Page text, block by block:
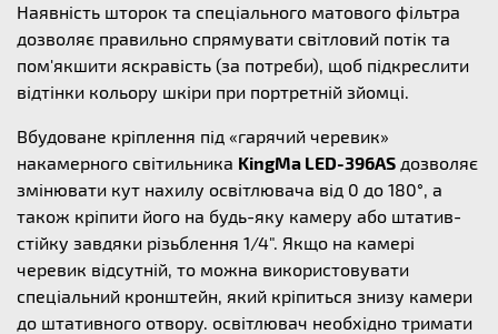
Наявність шторок та спеціального матового фільтра
дозволяє правильно спрямувати світловий потік та
пом'якшити яскравість (за потреби), щоб підкреслити
відтінки кольору шкіри при портретній зйомці.
Вбудоване кріплення під «гарячий черевик»
накамерного світильника KingMa LED-396AS дозволяє
змінювати кут нахилу освітлювача від 0 до 180°, а
також кріпити його на будь-яку камеру або штатив-
стійку завдяки різьблення 1/4". Якщо на камері
черевик відсутній, то можна використовувати
спеціальний кронштейн, який кріпиться знизу камери
до штативного отвору. освітлювач необхідно тримати